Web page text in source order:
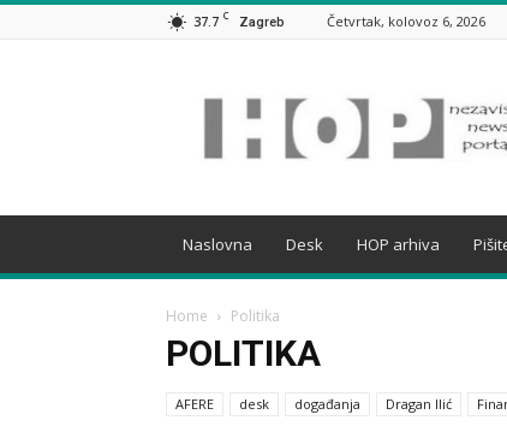
37.7 C Zagreb Četvrtak, kolovoz 6, 2026
Naslovna Desk HOP arhiva
Home Politika
POLITIKA
AFERE desk događanja Dragan Ilić